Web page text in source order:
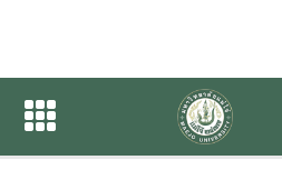
ปฏิทินกิจกรรมของ
ปฏิทินกิจกรรมของหน่วยงาน